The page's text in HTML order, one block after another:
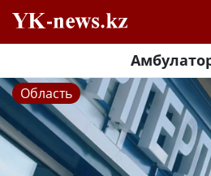
Область